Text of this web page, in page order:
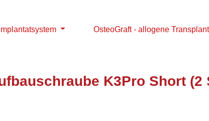
OsteoGraft - allogene
K3Pro Short (2